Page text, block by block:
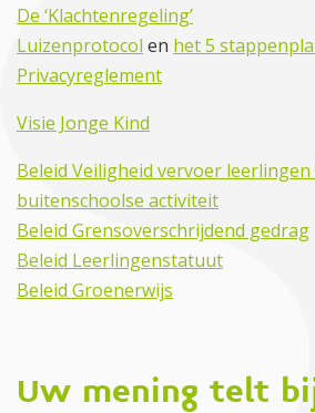
De ‘Klachtenregeling’
Luizenprotocol en het 5
Privacyreglement
Visie Jonge Kind
Beleid Veiligheid vervoer
buitenschoolse activiteit
Beleid Grensoverschrijdend gedrag
Beleid Leerlingenstatuut
Beleid Groenerwijs
Uw mening telt